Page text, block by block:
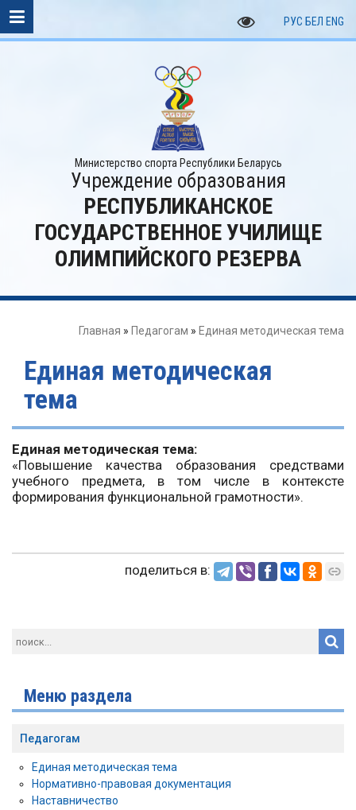
РУС БЕЛ ENG
Министерство спорта Республики Беларусь
Учреждение образования
РЕСПУБЛИКАНСКОЕ
ГОСУДАРСТВЕННОЕ УЧИЛИЩЕ
ОЛИМПИЙСКОГО РЕЗЕРВА
Главная » Педагогам » Единая методическая тема
Единая методическая
тема
Единая методическая тема:
«Повышение качества образования средствами
учебного предмета, в том числе в контексте
формирования функциональной грамотности».
поделиться в:
Меню раздела
Педагогам
Единая методическая тема
Нормативно-правовая документация
Наставничество